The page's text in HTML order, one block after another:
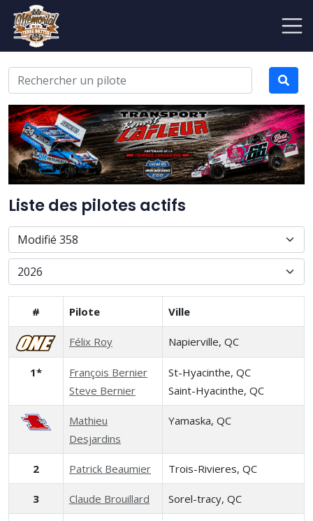
Liste des pilotes actifs
# Pilote Ville
Félix Roy Napierville, QC
1*
François Bernier
Steve Bernier
St-Hyacinthe, QC
Saint-Hyacinthe, QC
Mathieu
Desjardins
Yamaska, QC
2 Patrick Beaumier Trois-Rivieres, QC
3 Claude Brouillard Sorel-tracy, QC